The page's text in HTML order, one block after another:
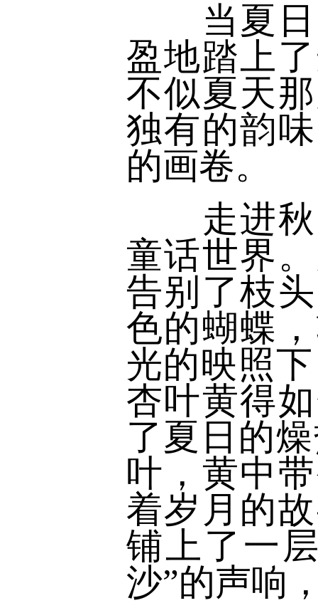
当夏日
盈地踏上
不似夏天
独有的韵
的画卷。
走进秋
童话世界
告别了枝
色的蝴蝶
光的映照
杏叶黄得
了夏日的
叶，黄中
着岁月的
铺上了一
沙”的声响